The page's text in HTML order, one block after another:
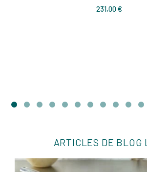
231,00 €
ARTICLES DE BLOG